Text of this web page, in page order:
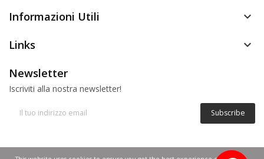
Informazioni Utili 
Links 
Newsletter
Iscriviti alla nostra newsletter!
Subscribe
© Copyright 2012 - 2025 | Rosa Nadia P.IVA 02268640600